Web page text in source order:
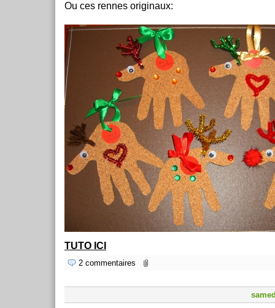
Ou ces rennes originaux:
TUTO ICI
2 commentaires